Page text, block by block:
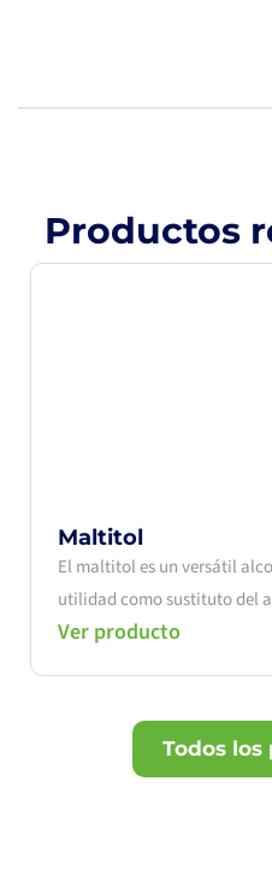
Productos
Maltitol
El maltitol es un versátil
utilidad como sustituto del
Ver producto
Todos